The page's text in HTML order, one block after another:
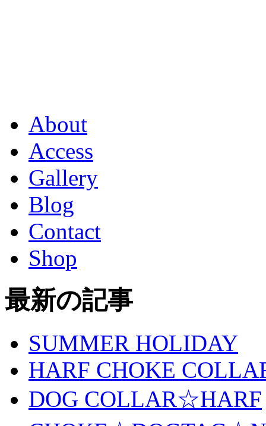
About
Access
Gallery
Blog
Contact
Shop
最新の記事
SUMMER HOLIDAY
HARF CHOKE
DOG COLLAR☆HARF